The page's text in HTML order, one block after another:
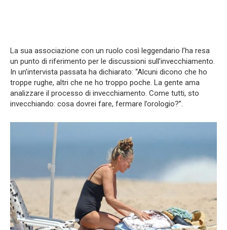
La sua associazione con un ruolo così leggendario l’ha resa
un punto di riferimento per le discussioni sull’invecchiamento.
In un’intervista passata ha dichiarato: “Alcuni dicono che ho
troppe rughe, altri che ne ho troppo poche. La gente ama
analizzare il processo di invecchiamento. Come tutti, sto
invecchiando: cosa dovrei fare, fermare l’orologio?”.